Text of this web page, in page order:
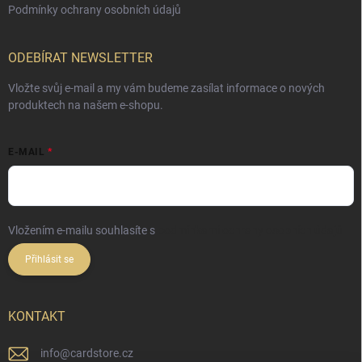
Podmínky ochrany osobních údajů
ODEBÍRAT NEWSLETTER
Vložte svůj e-mail a my vám budeme zasílat informace o nových
produktech na našem e-shopu.
E-MAIL
Vložením e-mailu souhlasíte s
Přihlásit se
KONTAKT
info@cardstore.cz